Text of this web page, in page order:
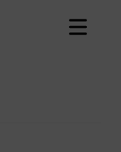
Primary